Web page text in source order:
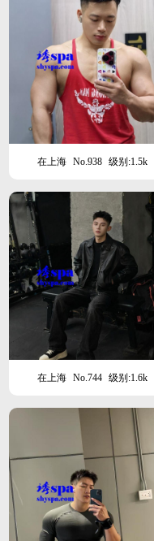
在上海 No.938 级别:1.5k
在上海 No.744 级别:1.6k